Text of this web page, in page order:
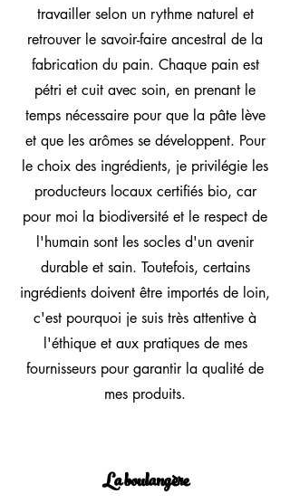
travailler selon un rythme naturel et
retrouver le savoir-faire ancestral de la
fabrication du pain. Chaque pain est
pétri et cuit avec soin, en prenant le
temps nécessaire pour que la pâte lève
et que les arômes se développent. Pour
le choix des ingrédients, je privilégie les
producteurs locaux certifiés bio, car
pour moi la biodiversité et le respect de
l'humain sont les socles d'un avenir
durable et sain. Toutefois, certains
ingrédients doivent être importés de loin,
c'est pourquoi je suis très attentive à
l'éthique et aux pratiques de mes
fournisseurs pour garantir la qualité de
mes produits.
La boulangère